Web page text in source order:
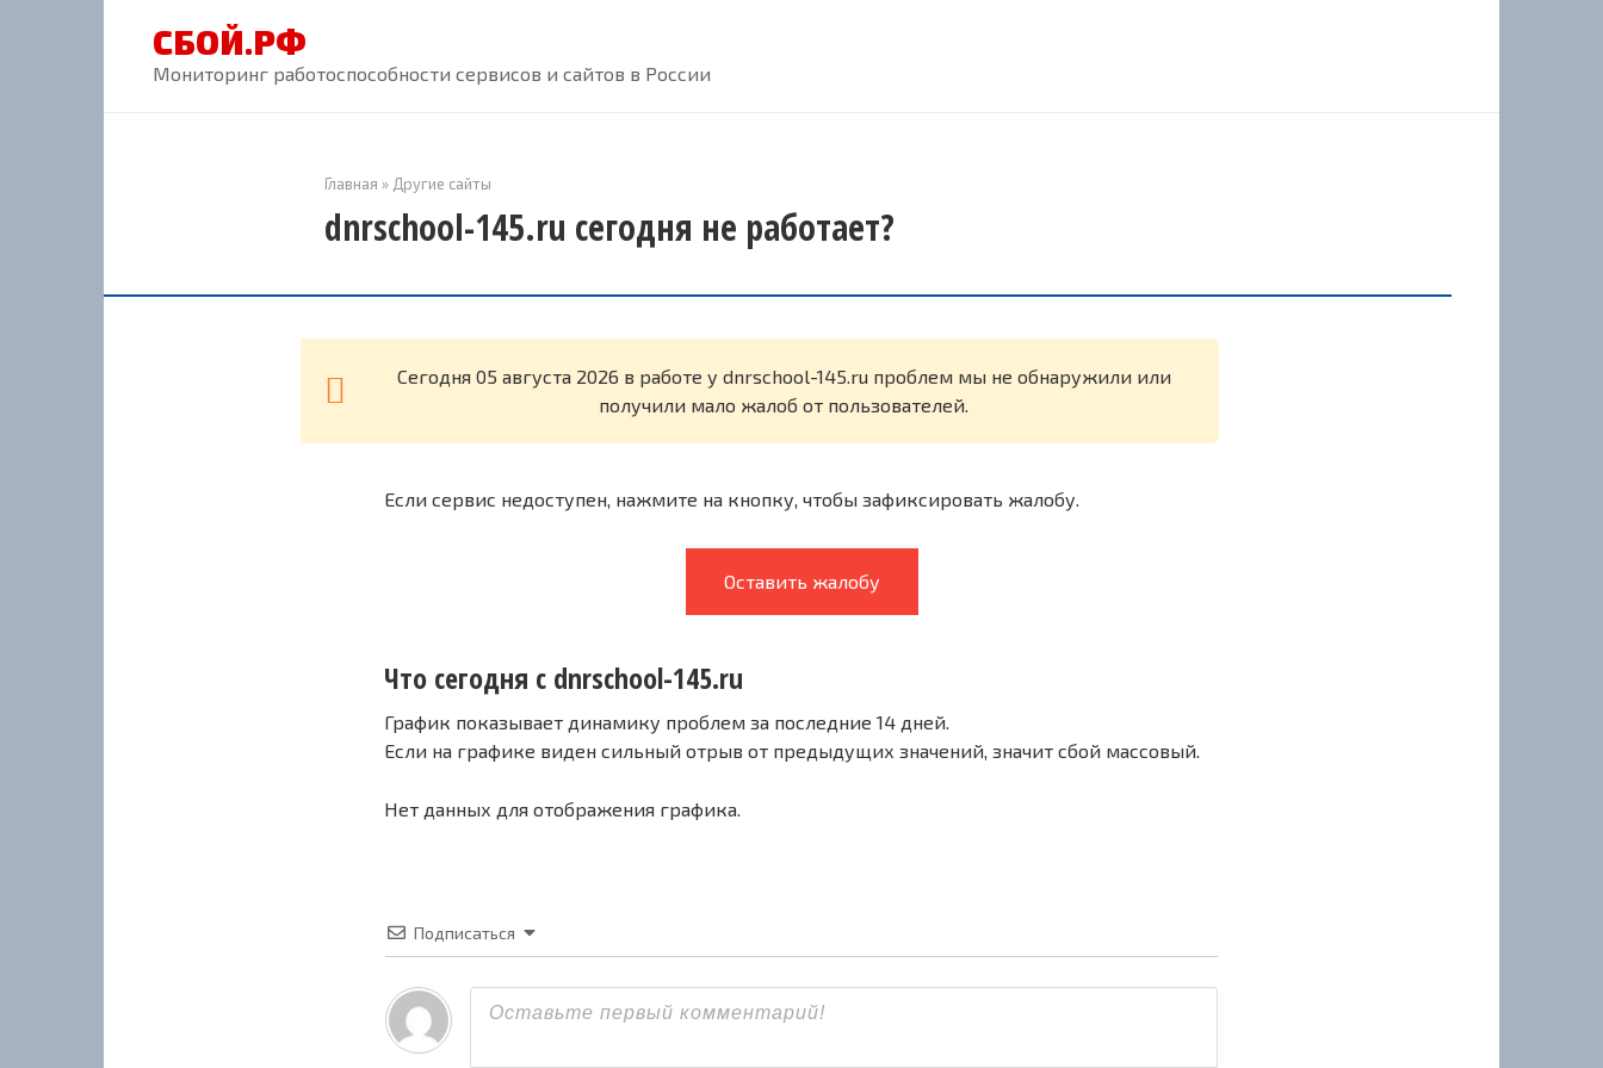
СБОЙ.РФ
Мониторинг работоспособности сервисов и сайтов в России
Главная » Другие сайты
dnrschool-145.ru сегодня не работает?
Cегодня 05 августа 2026 в работе у dnrschool-145.ru проблем мы не обнаружили или
получили мало жалоб от пользователей.
Если сервис недоступен, нажмите на кнопку, чтобы зафиксировать жалобу.
Оставить жалобу
Что сегодня с dnrschool-145.ru
График показывает динамику проблем за последние 14 дней.
Если на графике виден сильный отрыв от предыдущих значений, значит сбой массовый.
Нет данных для отображения графика.
Подписаться